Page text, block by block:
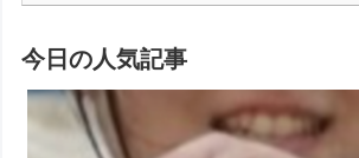
今日の人気記事